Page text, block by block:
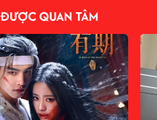
ĐƯỢC QUAN TÂM